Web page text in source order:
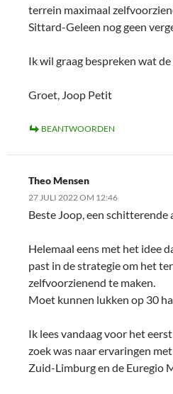
terrein maximaal
Sittard-Geleen nog geen
Ik wil graag bespreken wat
Groet, Joop Petit
BEANTWOORDEN
Theo Mensen
27 JULI 2022 OM 12:46
Beste Joop, een schitterende
Helemaal eens met het idee
past in de strategie om het
zelfvoorzienend te maken.
Moet kunnen lukken op 30
Ik lees vandaag voor het
zoek was naar ervaringen
Zuid-Limburg en de Euregio